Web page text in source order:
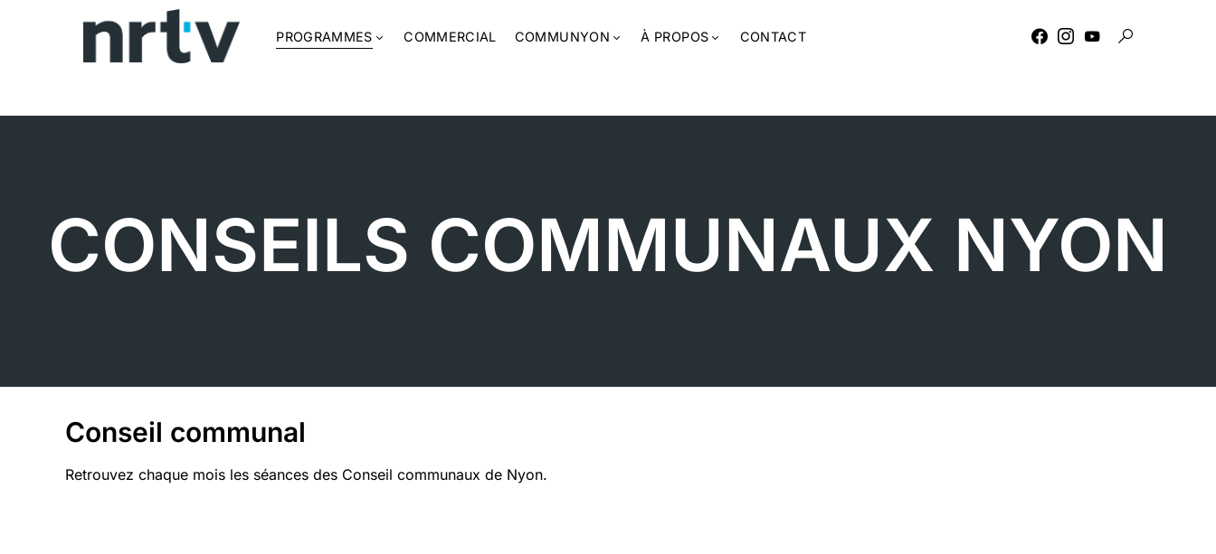
PROGRAMMES COMMERCIAL COMMUNYON À PROPOS CONTACT
CONSEILS COMMUNAUX NYON
Conseil communal
Retrouvez chaque mois les séances des Conseil communaux de Nyon.